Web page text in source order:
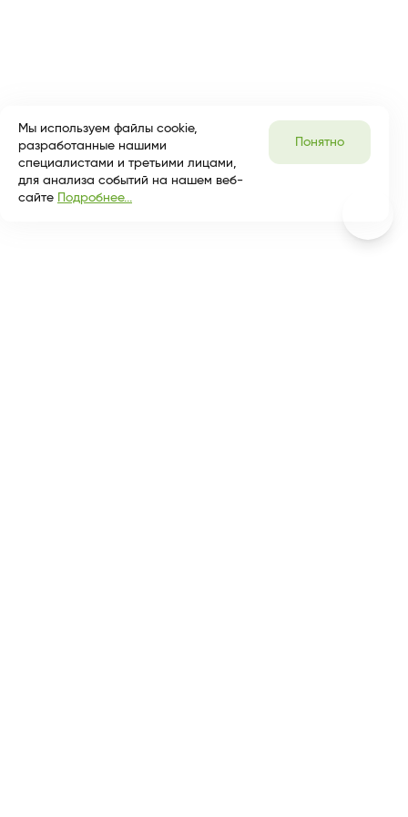
Мы используем файлы cookie,
разработанные нашими
специалистами и третьими лицами,
для анализа событий на нашем веб-
сайте Подробнее...
Понятно